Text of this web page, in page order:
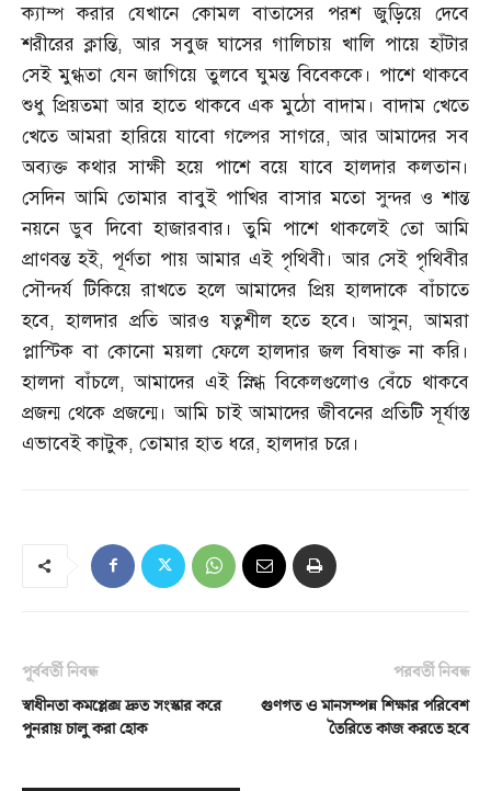
ক্যাম্প করার যেখানে কোমল বাতাসের পরশ জুড়িয়ে দেবে
শরীরের ক্লান্তি,আর সবুজ ঘাসের গালিচায় খালি পায়ে হাঁটার
সেই মুগ্ধতা যেন জাগিয়ে তুলবে ঘুমন্ত বিবেককে। পাশে থাকবে
শুধু প্রিয়তমা আর হাতে থাকবে এক মুঠো বাদাম। বাদাম খেতে
খেতে আমরা হারিয়ে যাবো গল্পের সাগরে,আর আমাদের সব
অব্যক্ত কথার সাক্ষী হয়ে পাশে বয়ে যাবে হালদার কলতান।
সেদিন আমি তোমার বাবুই পাখির বাসার মতো সুন্দর ও শান্ত
নয়নে ডুব দিবো হাজারবার। তুমি পাশে থাকলেই তো আমি
প্রাণবন্ত হই, পূর্ণতা পায় আমার এই পৃথিবী। আর সেই পৃথিবীর
সৌন্দর্য টিকিয়ে রাখতে হলে আমাদের প্রিয় হালদাকে বাঁচাতে
হবে,হালদার প্রতি আরও যত্নশীল হতে হবে। আসুন,আমরা
প্লাস্টিক বা কোনো ময়লা ফেলে হালদার জল বিষাক্ত না করি।
হালদা বাঁচলে,আমাদের এই স্নিগ্ধ বিকেলগুলোও বেঁচে থাকবে
প্রজন্ম থেকে প্রজন্মে। আমি চাই আমাদের জীবনের প্রতিটি সূর্যাস্ত
এভাবেই কাটুক, তোমার হাত ধরে,হালদার চরে।
পূর্ববর্তী নিবন্ধ
স্বাধীনতা কমপ্লেক্স দ্রুত সংস্কার করে
পুনরায় চালু করা হোক
পরবর্তী নিবন্ধ
গুণগত ও মানসম্পন্ন শিক্ষার পরিবেশ
তৈরিতে কাজ করতে হবে